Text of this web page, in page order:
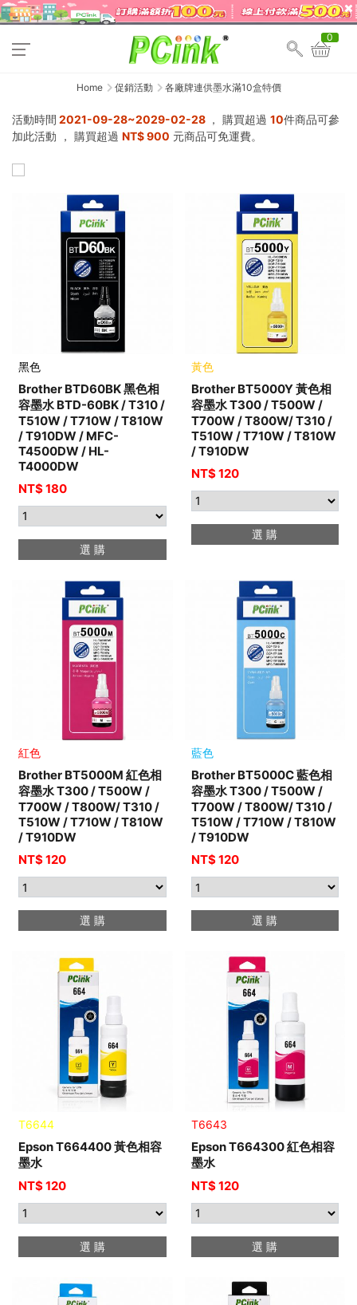
0
Home 促銷活動 各廠牌連供墨水滿10盒特價
活動時間 2021-09-28~2029-02-28 ， 購買超過 10件商品可參
加此活動 ， 購買超過 NT$900 元商品可免運費。
黑色
Brother BTD60BK 黑色相
容墨水 BTD-60BK / T310 /
T510W / T710W / T810W
/ T910DW / MFC-
T4500DW / HL-
T4000DW
NT$ 180
選 購
黃色
Brother BT5000Y 黃色相
容墨水 T300 / T500W /
T700W / T800W/ T310 /
T510W / T710W / T810W
/ T910DW
NT$ 120
選 購
紅色
Brother BT5000M 紅色相
容墨水 T300 / T500W /
T700W / T800W/ T310 /
T510W / T710W / T810W
/ T910DW
NT$ 120
選 購
藍色
Brother BT5000C 藍色相
容墨水 T300 / T500W /
T700W / T800W/ T310 /
T510W / T710W / T810W
/ T910DW
NT$ 120
選 購
T6644
Epson T664400 黃色相容
墨水
NT$ 120
選 購
T6643
Epson T664300 紅色相容
墨水
NT$ 120
選 購